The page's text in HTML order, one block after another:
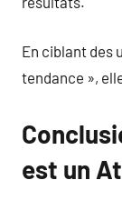
En ciblant des
tendance »,
est un